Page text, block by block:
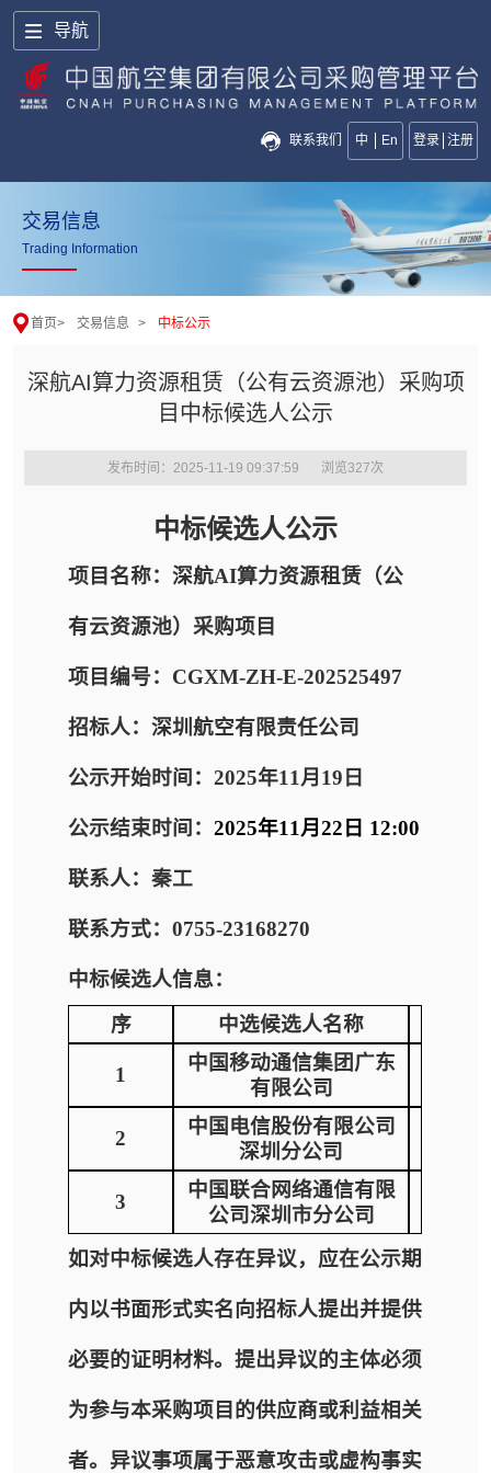
导航
联系我们 中 En 登录 注册
交易信息
Trading Information
首页> 交易信息 > 中标公示
深航AI算力资源租赁（公有云资源池）采购项
目中标候选人公示
发布时间：2025-11-19 09:37:59 浏览327次
中标候选人公示
项目名称：深航AI算力资源租赁（公
有云资源池）采购项目
项目编号：CGXM-ZH-E-202525497
招标人：深圳航空有限责任公司
公示开始时间：2025年11月19日
公示结束时间：2025年11月22日 12:00
联系人：秦工
联系方式：0755-23168270
中标候选人信息：
序
中选候选人名称
1
中国移动通信集团广东
有限公司
2
中国电信股份有限公司
深圳分公司
3
中国联合网络通信有限
公司深圳市分公司
如对中标候选人存在异议，应在公示期
内以书面形式实名向招标人提出并提供
必要的证明材料。提出异议的主体必须
为参与本采购项目的供应商或利益相关
者。异议事项属于恶意攻击或虚构事实